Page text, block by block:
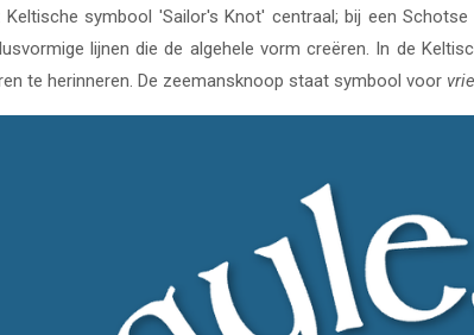
symbool 'Sailor's Knot' centraal; bij een
lijnen die de algehele vorm creëren. In de
te herinneren. De zeemansknoop staat symbool voor